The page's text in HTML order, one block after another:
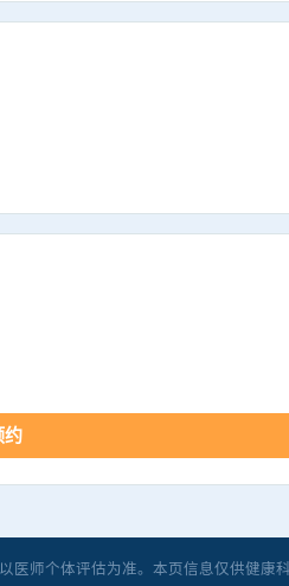
约
医师个体评估为准。本页信息仅供健康